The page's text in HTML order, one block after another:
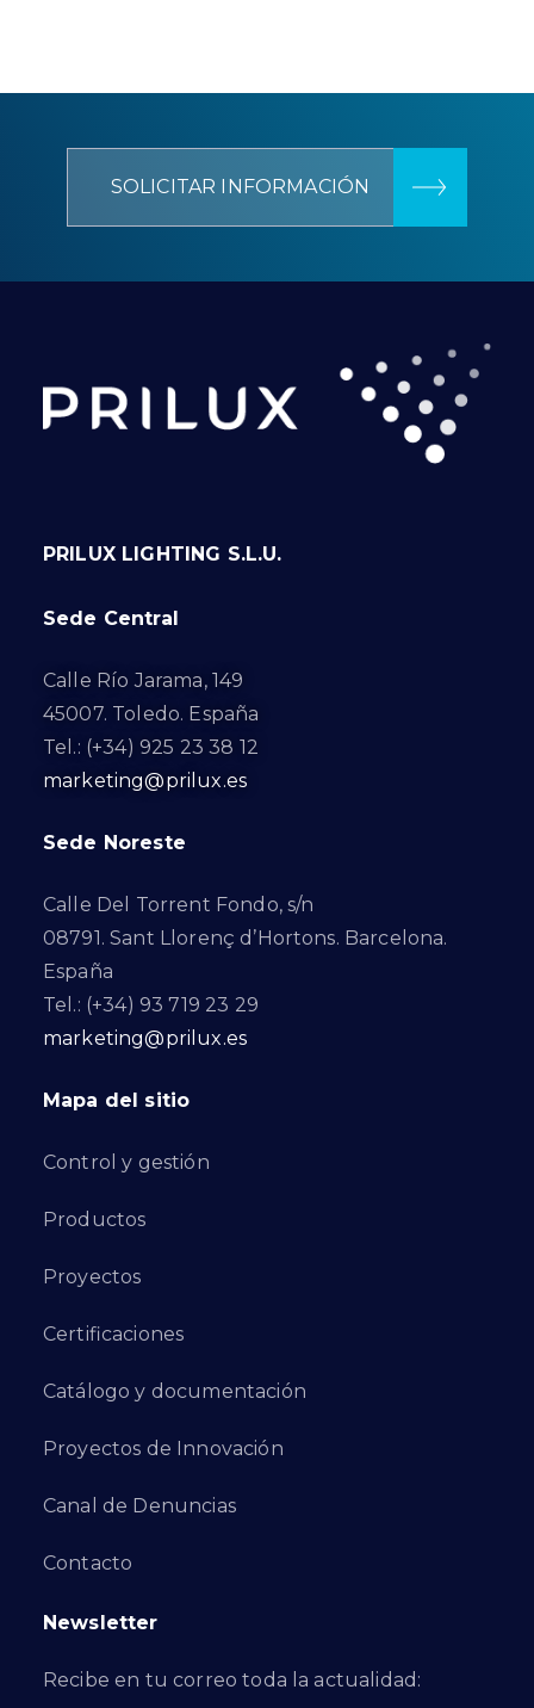
SOLICITAR INFORMACIÓN
PRILUX LIGHTING S.L.U.
Sede Central
Calle Río Jarama, 149
45007. Toledo. España
Tel.: (+34) 925 23 38 12
marketing@prilux.es
Sede Noreste
Calle Del Torrent Fondo, s/n
08791. Sant Llorenç d’Hortons. Barcelona.
España
Tel.: (+34) 93 719 23 29
marketing@prilux.es
Mapa del sitio
Control y gestión
Productos
Proyectos
Certificaciones
Catálogo y documentación
Proyectos de Innovación
Canal de Denuncias
Contacto
Newsletter
Recibe en tu correo toda la actualidad: